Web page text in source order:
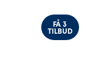
FÅ 3
TILBUD